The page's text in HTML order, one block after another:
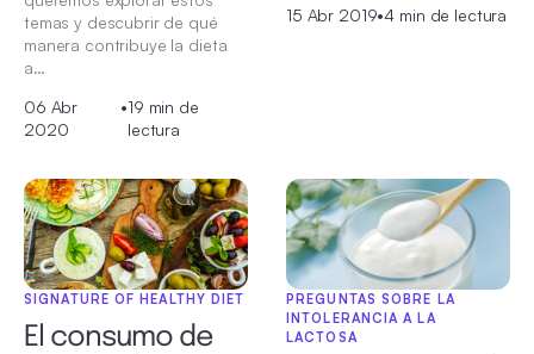
temas y descubrir de qué
manera contribuye la dieta
a…
06 Abr
2020
•19 min de
lectura
15 Abr 2019•4 min de lectura
SIGNATURE OF HEALTHY DIET
El consumo de
PREGUNTAS SOBRE LA
INTOLERANCIA A LA
LACTOSA